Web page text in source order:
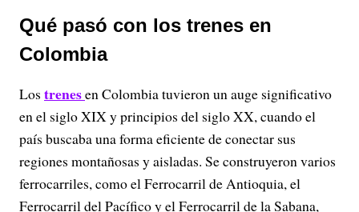
Qué pasó con los trenes en
Colombia
Los trenesen Colombia tuvieron un auge significativo
en el siglo XIX y principios del siglo XX, cuando el
país buscaba una forma eficiente de conectar sus
regiones montañosas y aisladas. Se construyeron varios
ferrocarriles, como el Ferrocarril de Antioquia, el
Ferrocarril del Pacífico y el Ferrocarril de la Sabana,